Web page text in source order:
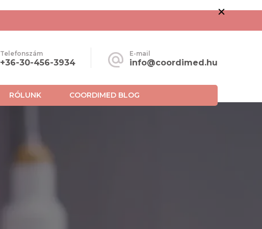
Telefonszám
+36-30-456-3934
E-mail
info@coordimed.hu
RÓLUNK COORDIMED BLOG